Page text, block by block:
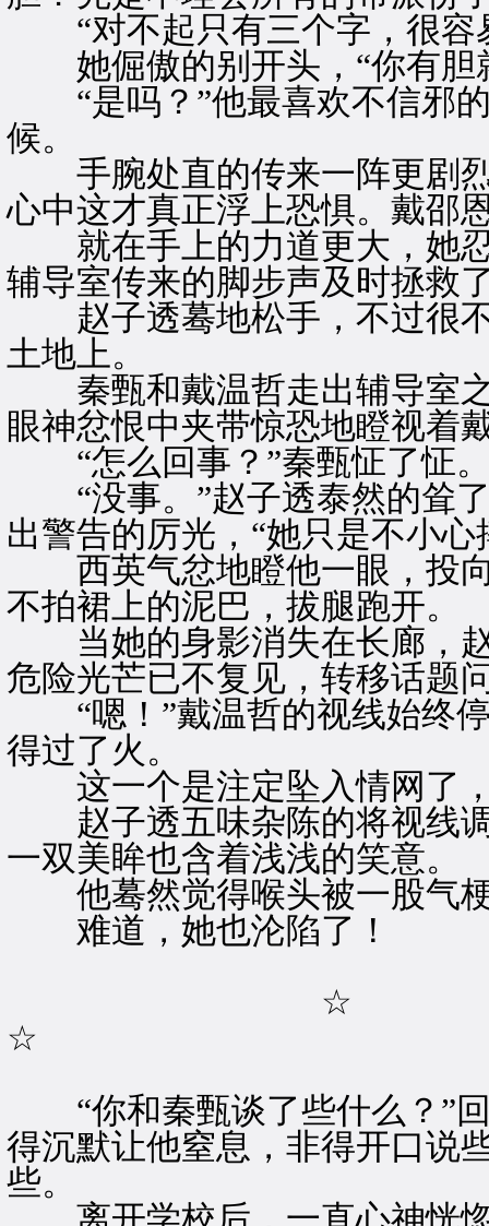
“对不起只有三个字，很容
她倔傲的别开头，“你有胆
“是吗？”他最喜欢不信邪的
候。
手腕处直的传来一阵更剧烈
心中这才真正浮上恐惧。戴邵
就在手上的力道更大，她忍
辅导室传来的脚步声及时拯救
赵子透蓦地松手，不过很不
土地上。
秦甄和戴温哲走出辅导室之
眼神忿恨中夹带惊恐地瞪视着
“怎么回事？”秦甄怔了怔
“没事。”赵子透泰然的耸了
出警告的厉光，“她只是不小心
西英气忿地瞪他一眼，投向
不拍裙上的泥巴，拔腿跑开。
当她的身影消失在长廊，赵
危险光芒已不复见，转移话题
“嗯！”戴温哲的视线始终停
得过了火。
这一个是注定坠入情网了
赵子透五味杂陈的将视线调
一双美眸也含着浅浅的笑意。
他蓦然觉得喉头被一股气
难道，她也沦陷了！
☆
☆
“你和秦甄谈了些什么？”回
得沉默让他窒息，非得开口说
些。